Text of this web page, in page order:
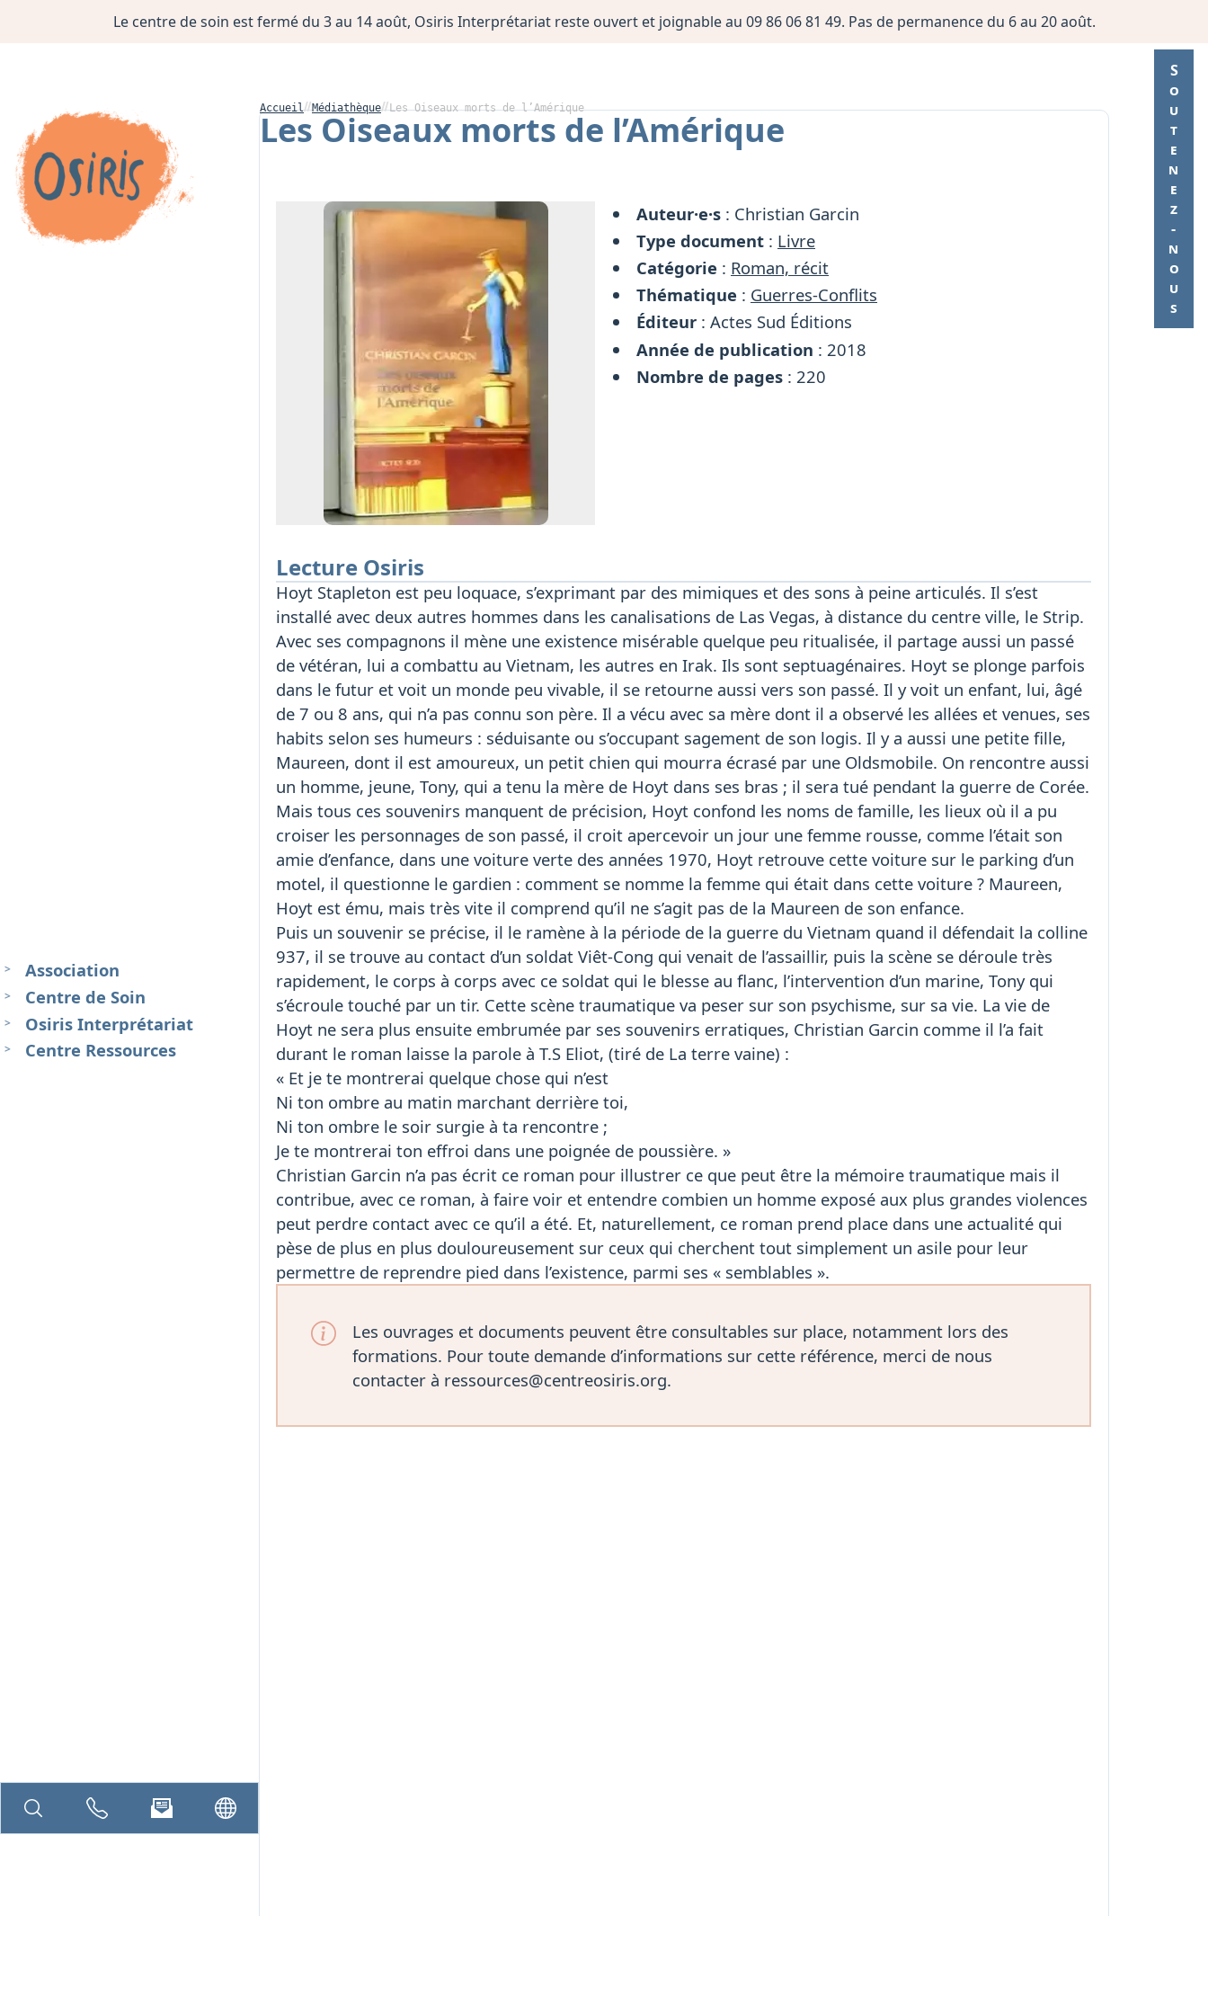
Le centre de soin est fermé du 3 au 14 août, Osiris Interprétariat reste ouvert et joignable au 09 86 06 81 49. Pas de permanence du 6 au 20 août.
Soutenez-nous
Association
Centre de Soin
Osiris Interprétariat
Centre Ressources
Accueil Médiathèque Les Oiseaux morts de l’Amérique
Les Oiseaux morts de l’Amérique
Auteur·e·s : Christian Garcin
Type document : Livre
Catégorie : Roman, récit
Thématique : Guerres-Conflits
Éditeur : Actes Sud Éditions
Année de publication : 2018
Nombre de pages : 220
Lecture Osiris
Hoyt Stapleton est peu loquace, s’exprimant par des mimiques et des sons à peine articulés. Il s’est
installé avec deux autres hommes dans les canalisations de Las Vegas, à distance du centre ville, le Strip.
Avec ses compagnons il mène une existence misérable quelque peu ritualisée, il partage aussi un passé
de vétéran, lui a combattu au Vietnam, les autres en Irak. Ils sont septuagénaires. Hoyt se plonge parfois
dans le futur et voit un monde peu vivable, il se retourne aussi vers son passé. Il y voit un enfant, lui, âgé
de 7 ou 8 ans, qui n’a pas connu son père. Il a vécu avec sa mère dont il a observé les allées et venues, ses
habits selon ses humeurs : séduisante ou s’occupant sagement de son logis. Il y a aussi une petite fille,
Maureen, dont il est amoureux, un petit chien qui mourra écrasé par une Oldsmobile. On rencontre aussi
un homme, jeune, Tony, qui a tenu la mère de Hoyt dans ses bras ; il sera tué pendant la guerre de Corée.
Mais tous ces souvenirs manquent de précision, Hoyt confond les noms de famille, les lieux où il a pu
croiser les personnages de son passé, il croit apercevoir un jour une femme rousse, comme l’était son
amie d’enfance, dans une voiture verte des années 1970, Hoyt retrouve cette voiture sur le parking d’un
motel, il questionne le gardien : comment se nomme la femme qui était dans cette voiture ? Maureen,
Hoyt est ému, mais très vite il comprend qu’il ne s’agit pas de la Maureen de son enfance.
Puis un souvenir se précise, il le ramène à la période de la guerre du Vietnam quand il défendait la colline
937, il se trouve au contact d’un soldat Viêt-Cong qui venait de l’assaillir, puis la scène se déroule très
rapidement, le corps à corps avec ce soldat qui le blesse au flanc, l’intervention d’un marine, Tony qui
s’écroule touché par un tir. Cette scène traumatique va peser sur son psychisme, sur sa vie. La vie de
Hoyt ne sera plus ensuite embrumée par ses souvenirs erratiques, Christian Garcin comme il l’a fait
durant le roman laisse la parole à T.S Eliot, (tiré de La terre vaine) :
« Et je te montrerai quelque chose qui n’est
Ni ton ombre au matin marchant derrière toi,
Ni ton ombre le soir surgie à ta rencontre ;
Je te montrerai ton effroi dans une poignée de poussière. »
Christian Garcin n’a pas écrit ce roman pour illustrer ce que peut être la mémoire traumatique mais il
contribue, avec ce roman, à faire voir et entendre combien un homme exposé aux plus grandes violences
peut perdre contact avec ce qu’il a été. Et, naturellement, ce roman prend place dans une actualité qui
pèse de plus en plus douloureusement sur ceux qui cherchent tout simplement un asile pour leur
permettre de reprendre pied dans l’existence, parmi ses « semblables ».
Les ouvrages et documents peuvent être consultables sur place, notamment lors des
formations. Pour toute demande d’informations sur cette référence, merci de nous
contacter à ressources@centreosiris.org.